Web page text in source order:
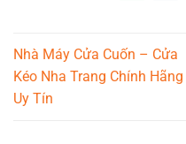
Nhà Máy Cửa Cuốn – Cửa
Kéo Nha Trang Chính
Uy Tín